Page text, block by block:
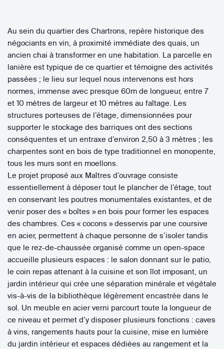
Au sein du quartier des Chartrons, repère historique des
négociants en vin, à proximité immédiate des quais, un
ancien chai à transformer en une habitation. La parcelle en
lanière est typique de ce quartier et témoigne des activités
passées ; le lieu sur lequel nous intervenons est hors
normes, immense avec presque 60m de longueur, entre 7
et 10 mètres de largeur et 10 mètres au faîtage. Les
structures porteuses de l’étage, dimensionnées pour
supporter le stockage des barriques ont des sections
conséquentes et un entraxe d’environ 2,50 à 3 mètres ; les
charpentes sont en bois de type traditionnel en monopente,
tous les murs sont en moellons.
Le projet proposé aux Maîtres d’ouvrage consiste
essentiellement à déposer tout le plancher de l’étage, tout
en conservant les poutres monumentales existantes, et de
venir poser des « boîtes » en bois pour former les espaces
des chambres. Ces « cocons » desservis par une coursive
en acier, permettent à chaque personne de s’isoler tandis
que le rez-de-chaussée organisé comme un open-space
accueille plusieurs espaces : le salon donnant sur le patio,
le coin repas attenant à la cuisine et son îlot imposant, un
jardin intérieur qui crée une séparation minérale et végétale
vis-à-vis de la bibliothèque légèrement encastrée dans le
sol. Un meuble en acier verni parcourt toute la longueur de
ce niveau et permet d’y disposer plusieurs fonctions : caves
à vins, rangements hauts pour la cuisine, mise en lumière
du jardin intérieur et espaces dédiées au rangement et la